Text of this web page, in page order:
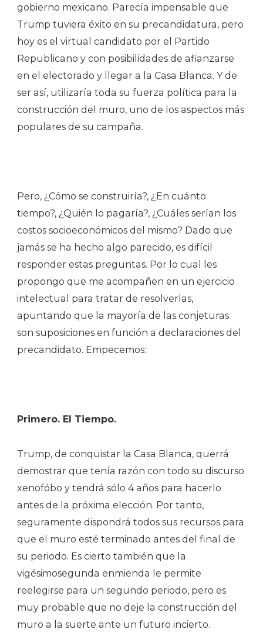
gobierno mexicano. Parecía impensable que
Trump tuviera éxito en su precandidatura, pero
hoy es el virtual candidato por el Partido
Republicano y con posibilidades de afianzarse
en el electorado y llegar a la Casa Blanca. Y de
ser así, utilizaría toda su fuerza política para la
construcción del muro, uno de los aspectos más
populares de su campaña.
Pero, ¿Cómo se construiría?, ¿En cuánto
tiempo?, ¿Quién lo pagaría?, ¿Cuáles serían los
costos socioeconómicos del mismo? Dado que
jamás se ha hecho algo parecido, es difícil
responder estas preguntas. Por lo cual les
propongo que me acompañen en un ejercicio
intelectual para tratar de resolverlas,
apuntando que la mayoría de las conjeturas
son suposiciones en función a declaraciones del
precandidato. Empecemos:
Primero. El Tiempo.
Trump, de conquistar la Casa Blanca, querrá
demostrar que tenía razón con todo su discurso
xenofóbo y tendrá sólo 4 años para hacerlo
antes de la próxima elección. Por tanto,
seguramente dispondrá todos sus recursos para
que el muro esté terminado antes del final de
su periodo. Es cierto también que la
vigésimosegunda enmienda le permite
reelegirse para un segundo periodo, pero es
muy probable que no deje la construcción del
muro a la suerte ante un futuro incierto.